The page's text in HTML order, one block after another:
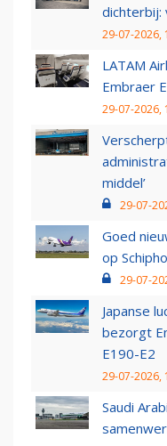
dichterbij:
29-07-2026,
LATAM
Embraer
29-07-2026,
middel’
29-07-
Goed
op
29-07-
Japanse
bezorgt
E190-E2
29-07-2026,
Saudi